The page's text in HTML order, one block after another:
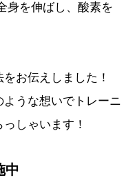
身を伸ばし、酸素を
お伝えしました！
うな想いでトレーニ
しゃいます！
中